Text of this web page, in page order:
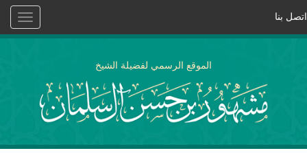
Toggle
اتصل بنا
الموقع الرسمي لفضيلة الشيخ